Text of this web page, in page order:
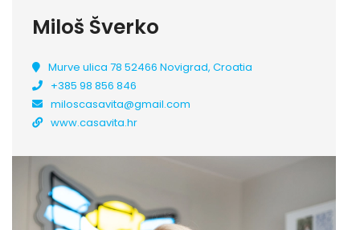
Miloš Šverko
Murve ulica 78 52466 Novigrad, Croatia
+385 98 856 846
miloscasavita@gmail.com
www.casavita.hr